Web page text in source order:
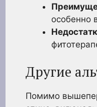
особенно
Другие
Помимо